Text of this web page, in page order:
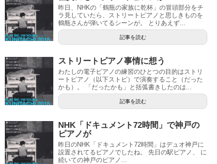
昨日、NHKの「鶴瓶の家族に乾杯」の冒頭部分をチ
ラ見していたら、ストリートピアノと思しきものを
鶴瓶さんが弾いてるシーンが。 とりあえず...
記事を読む
ストリートピアノ事情に想う
わたしの電子ピアノの練習のひとつの目的はストリ
ートピアノ（以下ストピ）で演奏すること（だった
かも）。 「だったかも」と括弧書きしたのは...
記事を読む
NHK「ドキュメント72時間」で神戸の
ピアノが
昨日のNHK「ドキュメント72時間」はデュオ神戸に
設置されてるピアノでしたね。 先日の駅ピアノ、 に
続いての神戸のピアノ...